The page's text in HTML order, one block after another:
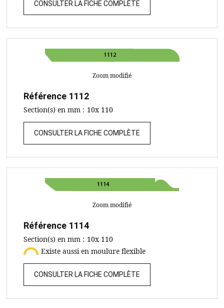
CONSULTER LA FICHE COMPLÈTE
Zoom modifié
Référence 1112
Section(s) en mm : 10x 110
CONSULTER LA FICHE COMPLÈTE
Zoom modifié
Référence 1114
Section(s) en mm : 10x 110
Existe aussi en moulure flexible
CONSULTER LA FICHE COMPLÈTE